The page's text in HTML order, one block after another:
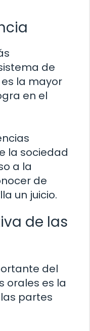
de
la mayor
en el
la sociedad
a la
de
un juicio.
de las
del
orales es la
partes